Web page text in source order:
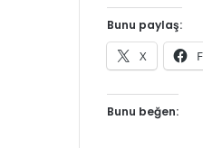
Bunu paylaş:
X
Bunu beğen: